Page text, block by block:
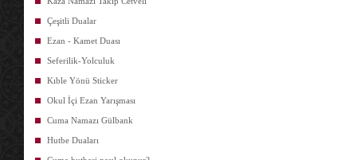
Çeşitli Dualar
Ezan - Kamet Duası
Seferilik-Yolculuk
Kıble Yönü Sticker
Okul İçi Ezan Yarışması
Cuma Namazı Gülbank
Hutbe Duaları